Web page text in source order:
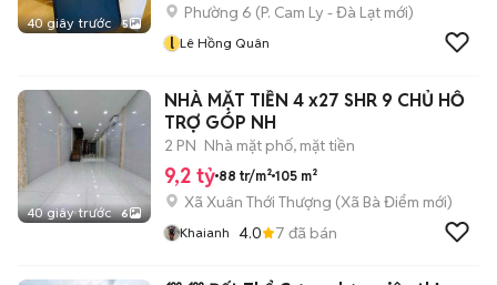
40 giây trước 5
Phường 6 (P. Cam Ly - Đà Lạt mới)
l Lê Hồng Quân
40 giây trước 6
NHÀ MẶT TIỀN 4 x27 SHR 9 CHỦ HỖ
TRỢ GÓP NH
2 PN Nhà mặt phố, mặt tiền
9,2 tỷ 88 tr/m² 105 m²
Xã Xuân Thới Thượng (Xã Bà Điểm mới)
Khaianh 4.0 7 đã bán